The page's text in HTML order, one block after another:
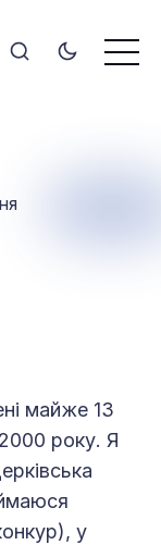
майже 13
року. Я
у